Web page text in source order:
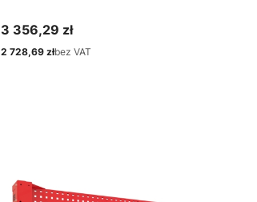
Cena
3 356,29 zł
Cena
2 728,69 złbez VAT